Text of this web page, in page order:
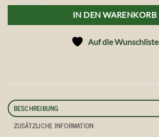
IN DEN WARENKORB
Auf die Wunschliste
BESCHREIBUNG
ZUSÄTZLICHE INFORMATION